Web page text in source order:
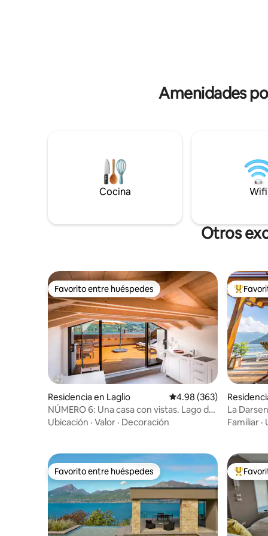
Amenidades
Cocina Wifi
Otros
Favorito entre huéspedes
Favorito entre huéspedes
Residencia en Laglio Calificación promedio:
4.98 (363)
NÚMERO 6: Una casa con vistas. Lago de
Como, Italia.
Ubicación · Valor · Decoración
De los
La
lago
Familiar ·
Favorito entre huéspedes
Favorito entre huéspedes De los